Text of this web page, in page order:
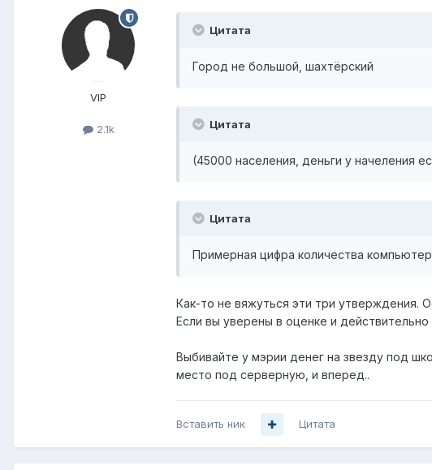
VIP
2.1k
Цитата
Город не большой, шахтёрский
Цитата
(45000 населения, деньги у начеления
Цитата
Примерная цифра количества
Как-то не вяжуться эти три утверждения.
Если вы уверены в оценке и
Выбивайте у мэрии денег на звезду под
место под серверную, и вперед..
Вставить ник Цитата